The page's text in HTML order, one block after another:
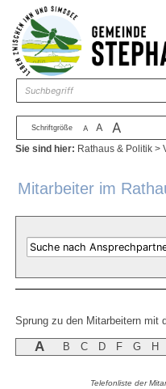
Zum Inhalt ,zur Navigation
Schriftgröße A A A
Sie sind hier: Rathaus & Politik >
Mitarbeiter im
Sprung zu den Mitarbeitern mit
A B C D F G H
Telefonliste der